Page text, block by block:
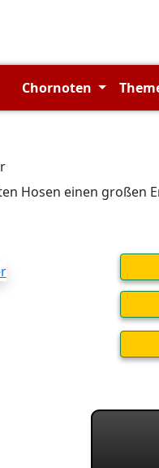
Chornoten
Hosen einen großen